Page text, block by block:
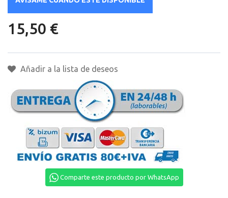
15,50 €
Añadir a la lista de deseos
Comparte este producto por WhatsApp